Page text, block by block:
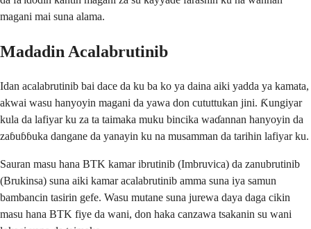
magani mai suna alama.
Madadin Acalabrutinib
Idan acalabrutinib bai dace da ku ba ko ya daina aiki yadda ya kamata,
akwai wasu hanyoyin magani da yawa don cututtukan jini. Ƙungiyar
kula da lafiyar ku za ta taimaka muku bincika waɗannan hanyoyin da
zaɓuɓɓuka dangane da yanayin ku na musamman da tarihin lafiyar ku.
Sauran masu hana BTK kamar ibrutinib (Imbruvica) da zanubrutinib
(Brukinsa) suna aiki kamar acalabrutinib amma suna iya samun
bambancin tasirin gefe. Wasu mutane suna jurewa daya daga cikin
masu hana BTK fiye da wani, don haka canzawa tsakanin su wani